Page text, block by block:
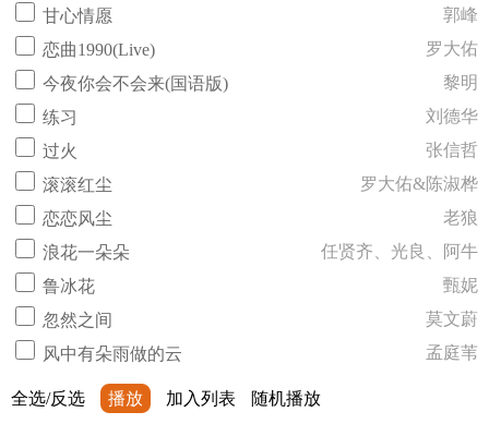
甘心情愿
郭峰
恋曲1990(Live)
罗大佑
今夜你会不会来(国语版)
黎明
练习
刘德华
过火
张信哲
滚滚红尘
罗大佑&陈淑桦
恋恋风尘
老狼
浪花一朵朵
任贤齐、光良、阿牛
鲁冰花
甄妮
忽然之间
莫文蔚
风中有朵雨做的云
孟庭苇
全选/反选 播放 加入列表 随机播放